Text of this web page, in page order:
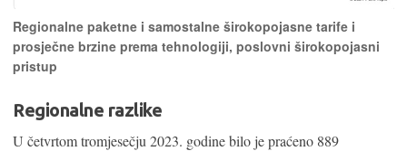
Regionalne paketne i samostalne širokopojasne tarife i
prosječne brzine prema tehnologiji, poslovni širokopojasni
pristup
Regionalne razlike
U četvrtom tromjesečju 2023. godine bilo je praćeno 889